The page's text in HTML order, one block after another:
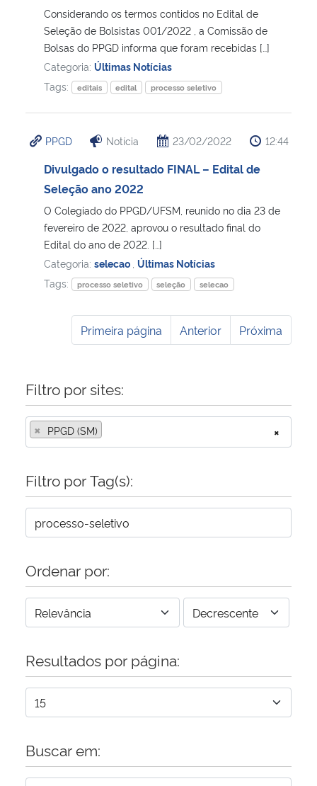
Considerando os termos contidos no Edital de
Seleção de Bolsistas 001/2022 , a Comissão de
Bolsas do PPGD informa que foram recebidas […]
Categoria: Últimas Notícias
Tags:
editais edital processo seletivo
PPGD Notícia 23/02/2022 12:44
Divulgado o resultado FINAL – Edital de
Seleção ano 2022
O Colegiado do PPGD/UFSM, reunido no dia 23 de
fevereiro de 2022, aprovou o resultado final do
Edital do ano de 2022. […]
Categoria: selecao Últimas Notícias
Tags:
processo seletivo seleção selecao
Primeira página Anterior Próxima
Filtro por sites:
×
× PPGD (SM)
Filtro por Tag(s):
Ordenar por:
Resultados por página:
Buscar em: